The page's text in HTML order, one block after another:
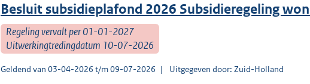
Besluit subsidieplafond 2026 Subsidieregeling
Regeling vervalt per 01-01-2027
Uitwerkingtredingdatum 10-07-2026
Geldend van 03-04-2026 t/m 09-07-2026 Uitgegeven door: Zuid-Holland